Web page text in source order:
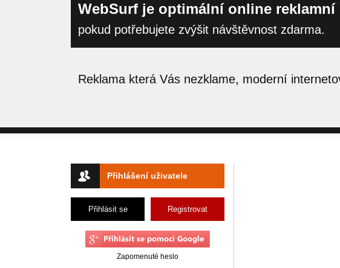
WebSurf je optimální online reklamní
pokud potřebujete zvýšit návštěvnost zdarma.
Reklama která Vás nezklame, moderní
Přihlášení uživatele
Přihlásit se Registrovat
Zapomenuté heslo